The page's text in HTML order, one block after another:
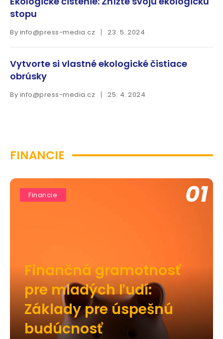
stopu
By info@press-media.cz 23. 5. 2024
Vytvorte si vlastné ekologické čistiace
obrúsky
By info@press-media.cz 25. 4. 2024
FINANCIE
Financie 01
Finančná gramotnosť
pre mladých ľudí:
Základy pre úspešnú
budúcnosť